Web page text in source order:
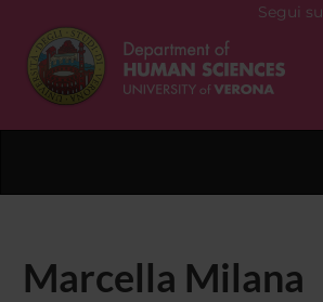
Segui su
Marcella Milana